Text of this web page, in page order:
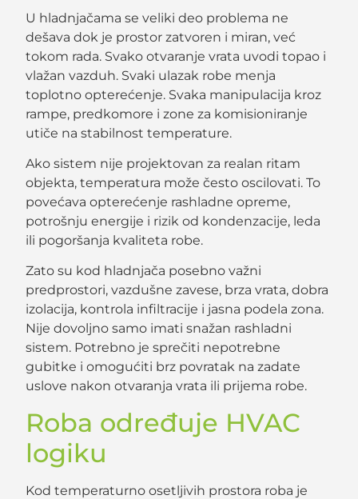
U hladnjačama se veliki deo problema ne
dešava dok je prostor zatvoren i miran, već
tokom rada. Svako otvaranje vrata uvodi topao i
vlažan vazduh. Svaki ulazak robe menja
toplotno opterećenje. Svaka manipulacija kroz
rampe, predkomore i zone za komisioniranje
utiče na stabilnost temperature.
Ako sistem nije projektovan za realan ritam
objekta, temperatura može često oscilovati. To
povećava opterećenje rashladne opreme,
potrošnju energije i rizik od kondenzacije, leda
ili pogoršanja kvaliteta robe.
Zato su kod hladnjača posebno važni
predprostori, vazdušne zavese, brza vrata, dobra
izolacija, kontrola infiltracije i jasna podela zona.
Nije dovoljno samo imati snažan rashladni
sistem. Potrebno je sprečiti nepotrebne
gubitke i omogućiti brz povratak na zadate
uslove nakon otvaranja vrata ili prijema robe.
Roba određuje HVAC
logiku
Kod temperaturno osetljivih prostora roba je